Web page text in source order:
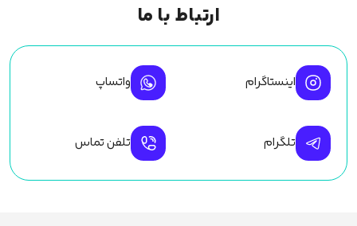
ارتباط با ما
اینستاگرام واتساپ
تلگرام تلفن تماس